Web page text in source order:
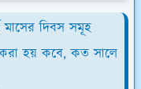
মাসের দিবস সমূহ
করা হয় কবে, কত সালে